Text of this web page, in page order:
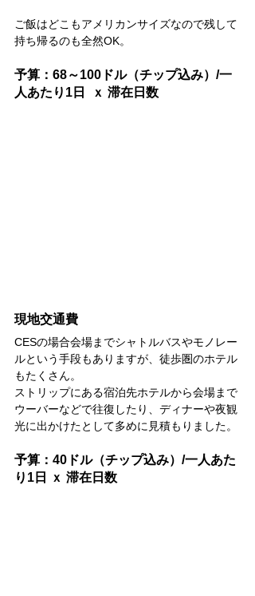
ご飯はどこもアメリカンサイズなので残して
持ち帰るのも全然OK。
予算：68～100ドル（チップ込み）/一
人あたり1日  ｘ 滞在日数
現地交通費
CESの場合会場までシャトルバスやモノレー
ルという手段もありますが、徒歩圏のホテル
もたくさん。
ストリップにある宿泊先ホテルから会場まで
ウーバーなどで往復したり、ディナーや夜観
光に出かけたとして多めに見積もりました。
予算：40ドル（チップ込み）/一人あた
り1日 ｘ 滞在日数